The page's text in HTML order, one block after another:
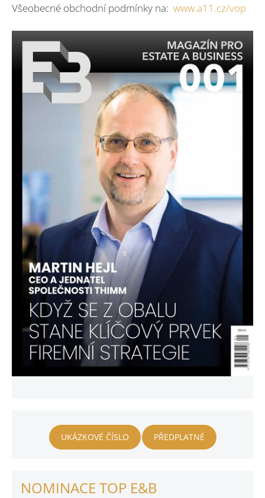
Všeobecné obchodní podmínky na: www.a11.cz/vop
UKÁZKOVÉ ČÍSLO PŘEDPLATNÉ
NOMINACE TOP E&B